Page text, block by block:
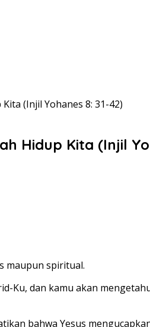
(Injil Yohanes 8: 31-42)
Hidup Kita (Injil
maupun spiritual.
Ku, dan kamu akan
bahwa Yesus